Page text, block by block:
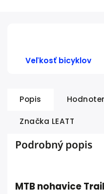
Veľkosť bicyklov
Popis
Značka LEATT
Podrobný popis
MTB nohavice